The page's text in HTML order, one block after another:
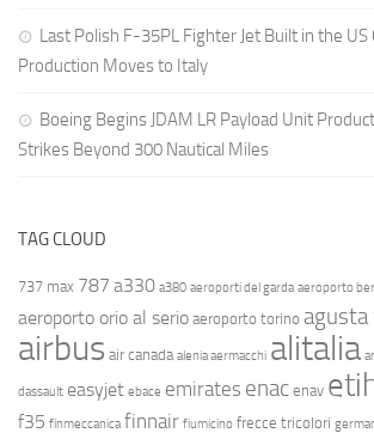
Last Polish F-35PL Fighter Jet Built in the
Production Moves to Italy
Boeing Begins JDAM LR Payload Unit
Strikes Beyond 300 Nautical Miles
TAG CLOUD
737 max 787 a330 a380 aeroporti del garda aeroporto
aeroporto orio al serio aeroporto torino
airbus air canada alenia aermacchi alitalia
dassault easyjet ebace emirates enac enav
f35 finmeccanica finnair fiumicino frecce tricolori